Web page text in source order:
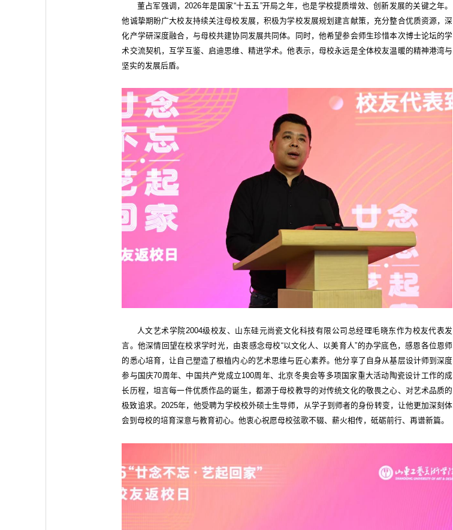
董占军强调，2026年是国家“十五五”开局之年，也是学校提质增效、创新发展的关键之年。
他诚挚期盼广大校友持续关注母校发展，积极为学校发展规划建言献策，充分整合优质资源，深
化产学研深度融合，与母校共建协同发展共同体。同时，他希望参会师生珍惜本次博士论坛的学
术交流契机，互学互鉴、启迪思维、精进学术。他表示，母校永远是全体校友温暖的精神港湾与
坚实的发展后盾。
人文艺术学院2004级校友、山东硅元尚瓷文化科技有限公司总经理毛晓东作为校友代表发
言。他深情回望在校求学时光，由衷感念母校“以文化人、以美育人”的办学底色，感恩各位恩师
的悉心培育，让自己塑造了根植内心的艺术思维与匠心素养。他分享了自身从基层设计师到深度
参与国庆70周年、中国共产党成立100周年、北京冬奥会等多项国家重大活动陶瓷设计工作的成
长历程，坦言每一件优质作品的诞生，都源于母校教导的对传统文化的敬畏之心、对艺术品质的
极致追求。2025年，他受聘为学校校外硕士生导师，从学子到师者的身份转变，让他更加深刻体
会到母校的培育深意与教育初心。他衷心祝愿母校弦歌不辍、薪火相传，砥砺前行、再谱新篇。